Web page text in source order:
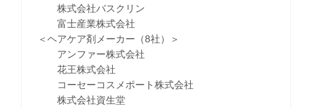
株式会社バスクリン
富士産業株式会社
＜ヘアケア剤メーカー（8社）＞
アンファー株式会社
花王株式会社
コーセーコスメポート株式会社
株式会社資生堂